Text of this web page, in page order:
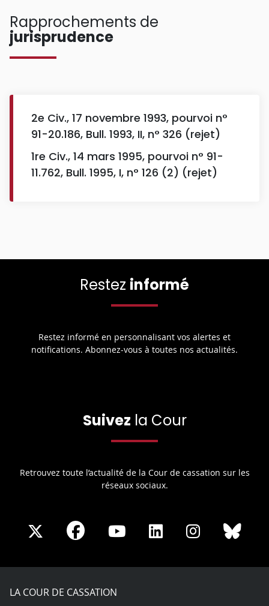
Rapprochements de
jurisprudence
2e Civ., 17 novembre 1993, pourvoi n°
91-20.186, Bull. 1993, II, n° 326 (rejet)
1re Civ., 14 mars 1995, pourvoi n° 91-
11.762, Bull. 1995, I, n° 126 (2) (rejet)
Restez informé
Restez informé en personnalisant vos alertes et
notifications. Abonnez-vous à toutes nos actualités.
Suivez la Cour
Retrouvez toute l’actualité de la Cour de cassation sur les
réseaux sociaux.
Share
X
Share
Facebook
Share
Youtube
Share
LinkedIn
Share
Instagram
LA COUR DE CASSATION